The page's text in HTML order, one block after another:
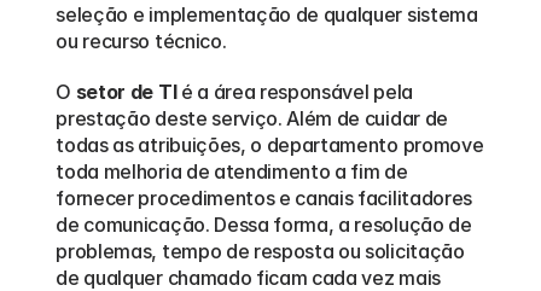
seleção e implementação de qualquer sistema
ou recurso técnico.
O setor de TI é a área responsável pela
prestação deste serviço. Além de cuidar de
todas as atribuições, o departamento promove
toda melhoria de atendimento a fim de
fornecer procedimentos e canais facilitadores
de comunicação. Dessa forma, a resolução de
problemas, tempo de resposta ou solicitação
de qualquer chamado ficam cada vez mais